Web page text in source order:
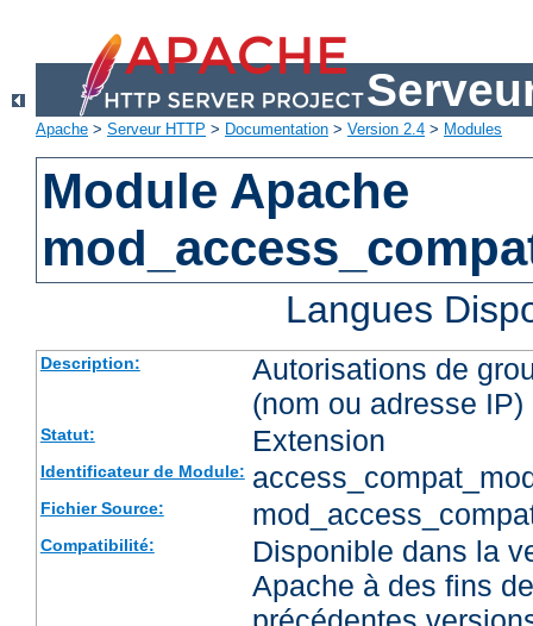
Apache > Serveur HTTP > Documentation > Version 2.4 > Modules
Module Apache
Langues
Description:
Autorisations de
(nom ou adresse IP)
Statut: Extension
Identificateur de Module:
Fichier Source:
Compatibilité:
Disponible dans la
Apache à des fins